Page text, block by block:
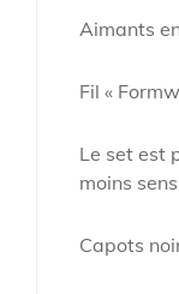
Aimants
Fil «
Le set est
moins
Capots